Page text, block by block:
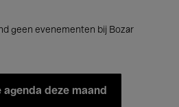
geen evenementen bij Bozar
agenda deze maand